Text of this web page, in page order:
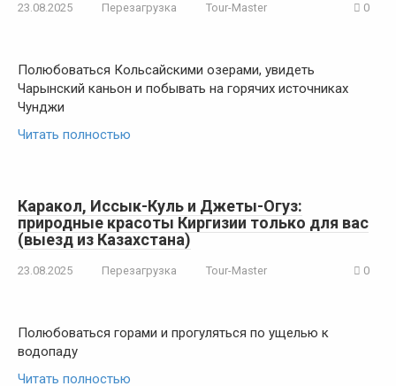
23.08.2025 Перезагрузка Tour-Master 0
Полюбоваться Кольсайскими озерами, увидеть
Чарынский каньон и побывать на горячих источниках
Чунджи
Читать полностью
Каракол, Иссык-Куль и Джеты-Огуз:
природные красоты Киргизии только для вас
(выезд из Казахстана)
23.08.2025 Перезагрузка Tour-Master 0
Полюбоваться горами и прогуляться по ущелью к
водопаду
Читать полностью